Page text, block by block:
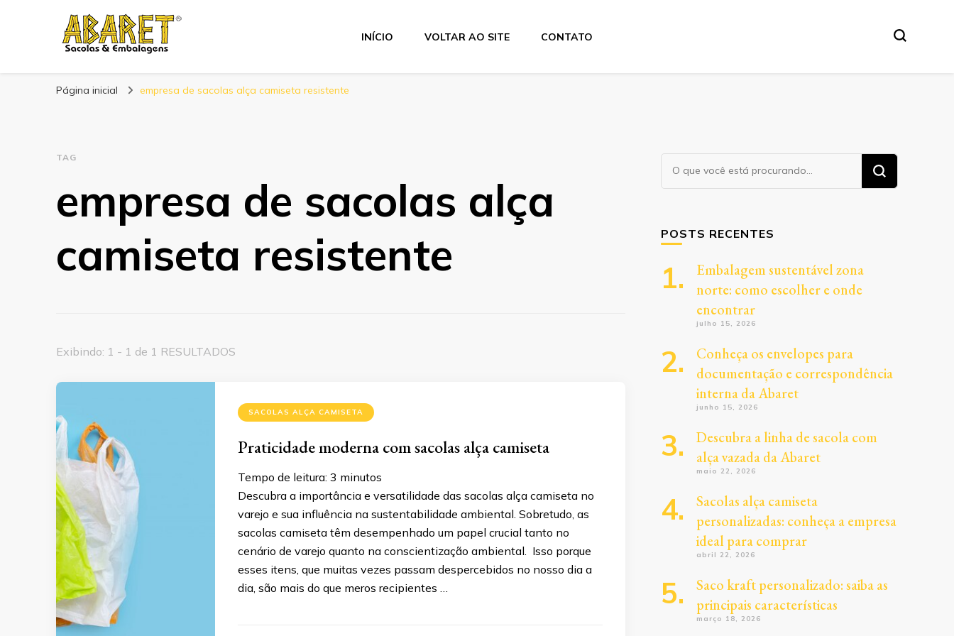
Abaret
INÍCIO VOLTAR AO SITE CONTATO
Página inicial empresa de sacolas alça camiseta resistente
TAG
empresa de sacolas alça
camiseta resistente
Exibindo: 1 - 1 de 1 RESULTADOS
SACOLAS ALÇA CAMISETA
Praticidade moderna com sacolas alça camiseta
Tempo de leitura: 3 minutos
Descubra a importância e versatilidade das sacolas alça camiseta no
varejo e sua influência na sustentabilidade ambiental. Sobretudo, as
sacolas camiseta têm desempenhado um papel crucial tanto no
cenário de varejo quanto na conscientização ambiental. Isso porque
esses itens, que muitas vezes passam despercebidos no nosso dia a
dia, são mais do que meros recipientes …
Procurando
algo?
POSTS RECENTES
Embalagem sustentável zona
norte: como escolher e onde
encontrar
julho 15, 2026
Conheça os envelopes para
documentação e correspondência
interna da Abaret
junho 15, 2026
Descubra a linha de sacola com
alça vazada da Abaret
maio 22, 2026
Sacolas alça camiseta
personalizadas: conheça a empresa
ideal para comprar
abril 22, 2026
Saco kraft personalizado: saiba as
principais características
março 18, 2026